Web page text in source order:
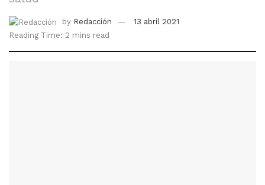
by Redacción
13 abril 2021
Reading Time: 2 mins read